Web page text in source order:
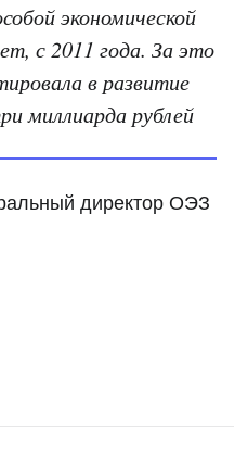
экономической
с 2011 года. За это
в развитие
миллиарда рублей
директор ОЭЗ